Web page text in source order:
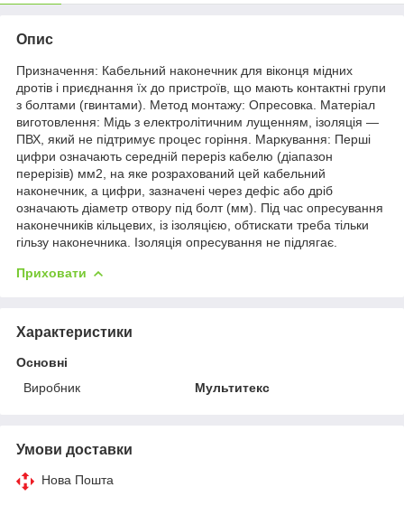
Опис
Призначення: Кабельний наконечник для віконця мідних
дротів і приєднання їх до пристроїв, що мають контактні групи
з болтами (гвинтами). Метод монтажу: Опресовка. Матеріал
виготовлення: Мідь з електролітичним лущенням, ізоляція —
ПВХ, який не підтримує процес горіння. Маркування: Перші
цифри означають середній переріз кабелю (діапазон
перерізів) мм2, на яке розрахований цей кабельний
наконечник, а цифри, зазначені через дефіс або дріб
означають діаметр отвору під болт (мм). Під час опресування
наконечників кільцевих, із ізоляцією, обтискати треба тільки
гільзу наконечника. Ізоляція опресування не підлягає.
Приховати
Характеристики
Основні
Виробник
Мультитекс
Умови доставки
Нова Пошта